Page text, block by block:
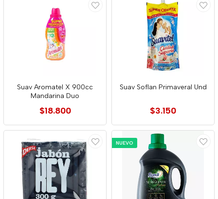
Suav Aromatel X 900cc
Mandarina Duo
$18.800
Suav Soflan Primaveral Und
$3.150
NUEVO